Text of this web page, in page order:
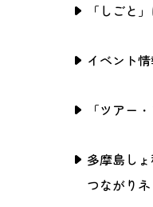
「しごと
イベント
「ツアー
多摩島し
つながり